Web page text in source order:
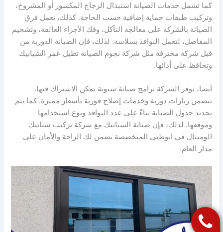
كما تشمل خدمات الصيانة استبدال الزجاج المكسور أو المشروخ،
وتركيب طبقات حماية إضافية حسب الحاجة. كذلك، تعمل فرق
الصيانة بالشركة على معالجة التآكل، وفك الأجزاء العالقة، وتشحيم
المفاصل، لتعمل النوافذ بسلاسة. لذلك، فإن الصيانة الدورية من
قبل شركة محترفة مثل شركة نجوم الصيانة تطيل عمر الشبابيك
وتحافظ على أدائها.
أيضا، توفر الشركة برامج صيانة سنوية يمكن الاشتراك فيها،
تتضمن زيارات دورية وخدمات إصلاح فورية بأسعار مميزة. كما يتم
تحديد جدول الصيانة بناءً على عدد النوافذ ونوع استخدامها
وموقعها. لذلك، فإن صيانة الشبابيك مع شركة تركيب شبابيك
الوميتال في ابوظبي المتخصصة تضمن لك الراحة والأمان على
مدار العام.